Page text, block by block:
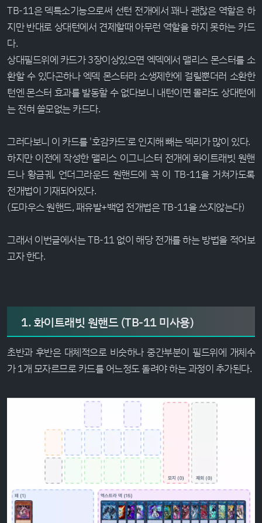
TB-11은 덱특소기능으로써 선턴 전개에서 꽤나 괜찮은 역할은 하
지만 반대로 상대턴에서 견제할때 아무런 역할을 하지 못하는 카드
다.
상대필드위에 카드가 3장이상있으면 엑덱에서 맬리스 몬스터를 소
환할 수 있다곤하나 엑덱 몬스터라 소생제한에 걸릴뿐더러 소환한
턴엔 몬스터 효과를 발동할 수 없다보니 내턴이면 몰라도 상대턴에
는 전혀 쓸모없는 카드다.
그러다보니 이 카드를 '호감카드'로 인지해 빼는 덱리가 많이 있다.
하지만 이전에 작성한 맬리스 이그니스터 전개에 화이트래빗 원핸
드나 황금궤, 언더그라운드 원핸드에 꼭 이 TB-11을 거쳐가도록
전개법이 기재되어있다.
(도마우스 원핸드, 패유발+백업 전개법은 TB-11을 쓰지않는다)
그래서 이번글에서는 TB-11 없이 해당 전개를 하는 방법을 적어보
고자 한다.
1. 화이트래빗 원핸드 (TB-11 미사용)
초반과 후반은 대체적으로 비슷하나 중간부분이 필드위에 개체수
가 1개 모자르므로 카드를 어느정도 돌려야 하는 과정이 추가된다.